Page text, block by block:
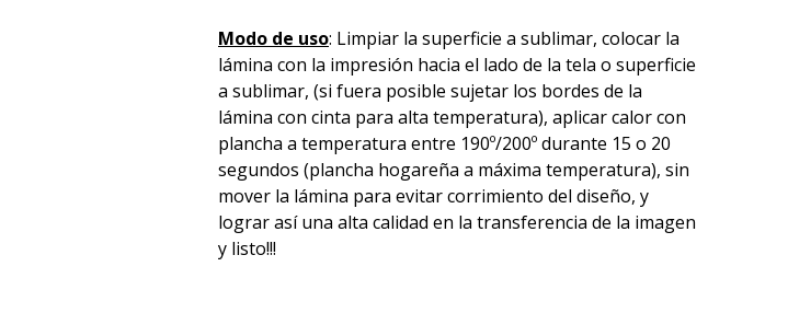
Modo de uso: Limpiar la superficie a sublimar, colocar la
lámina con la impresión hacia el lado de la tela o superficie
a sublimar, (si fuera posible sujetar los bordes de la
lámina con cinta para alta temperatura), aplicar calor con
plancha a temperatura entre 190º/200º durante 15 o 20
segundos (plancha hogareña a máxima temperatura), sin
mover la lámina para evitar corrimiento del diseño, y
lograr así una alta calidad en la transferencia de la imagen
y listo!!!